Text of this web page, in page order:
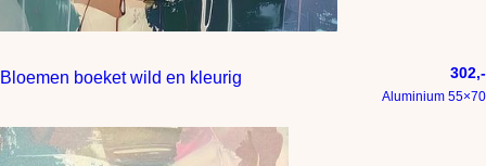
Bloemen boeket wild en kleurig 302,-
Aluminium 55×70